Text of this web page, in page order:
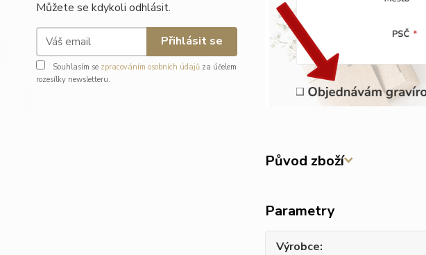
Můžete se kdykoli odhlásit.
Přihlásit se
Souhlasím se zpracováním osobních údajů za účelem
rozesílky newsletteru.
Původ zboží
Parametry
Výrobce